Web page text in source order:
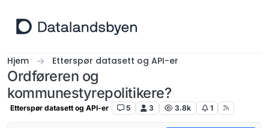
Hjem Etterspør datasett og API-er
Ordføreren og
kommunestyrepolitikere?
Etterspør datasett og API-er 5 3 3.8k 1